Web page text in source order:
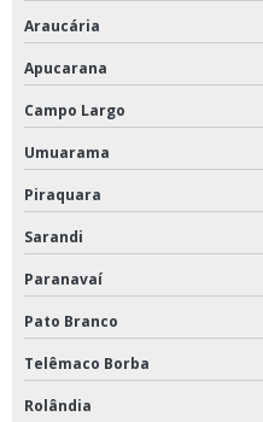
Araucária
Apucarana
Campo Largo
Umuarama
Piraquara
Sarandi
Paranavaí
Pato Branco
Telêmaco Borba
Rolândia